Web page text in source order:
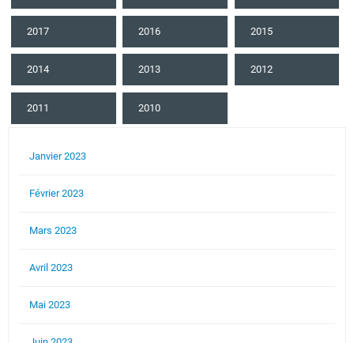
2017 2016 2015
2014 2013 2012
2011 2010
Janvier 2023
Février 2023
Mars 2023
Avril 2023
Mai 2023